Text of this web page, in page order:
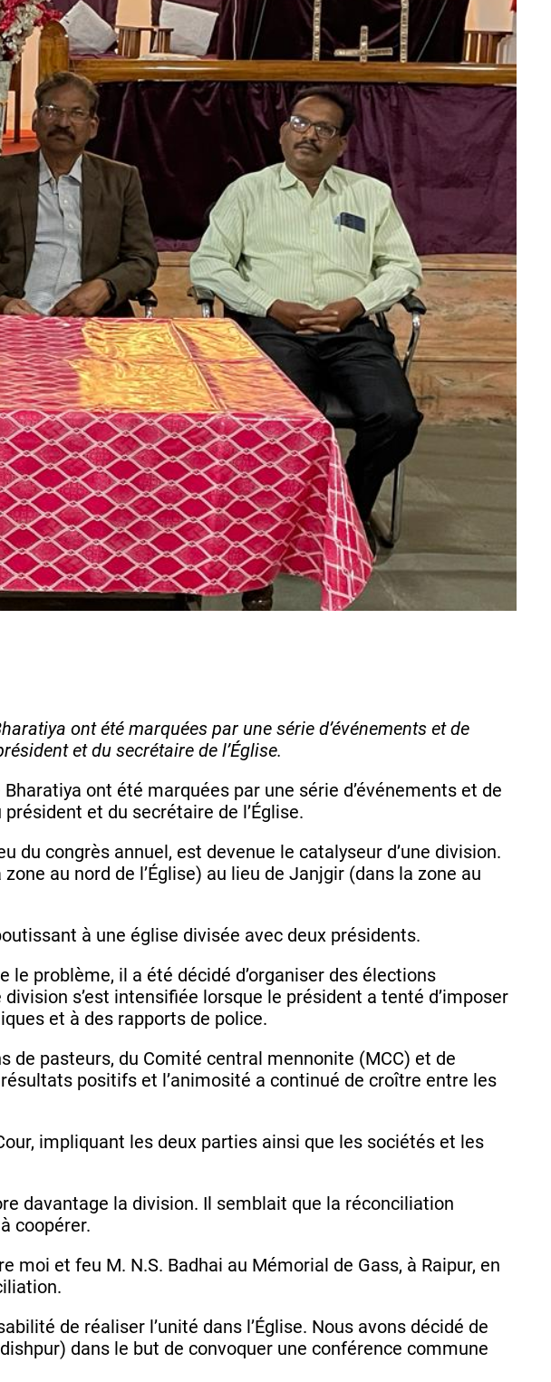
ont été marquées par une série d’événements et de
et du secrétaire de l’Église.
ont été marquées par une série d’événements et de
et du secrétaire de l’Église.
du congrès annuel, est devenue le catalyseur d’une division.
au nord de l’Église) au lieu de Janjgir (dans la zone au
à une église divisée avec deux présidents.
problème, il a été décidé d’organiser des élections
s’est intensifiée lorsque le président a tenté d’imposer
et à des rapports de police.
pasteurs, du Comité central mennonite (MCC) et de
positifs et l’animosité a continué de croître entre les
impliquant les deux parties ainsi que les sociétés et les
davantage la division. Il semblait que la réconciliation
coopérer.
moi et feu M. N.S. Badhai au Mémorial de Gass, à Raipur, en
de réaliser l’unité dans l’Église. Nous avons décidé de
dans le but de convoquer une conférence commune